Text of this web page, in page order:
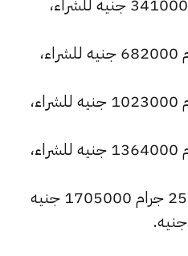
سعر عيار 21 وزن 100 جرام 682000 جنيه للشراء،
سعر عيار 21 وزن 150 جرام 1023000 جنيه للشراء،
سعر عيار 21 وزن 200 جرام 1364000 جنيه للشراء،
سعر الذهب عيار 21 وزن 250 جرام 1705000 جنيه